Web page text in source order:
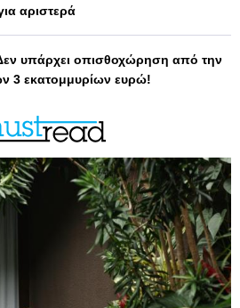
αριστερά
υπάρχει οπισθοχώρηση από την
3 εκατομμυρίων ευρώ!